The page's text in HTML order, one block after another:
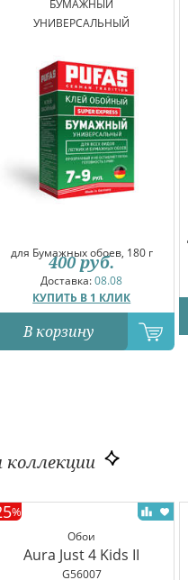
БУМАЖНЫЙ
УНИВЕРСАЛЬНЫЙ
для Бумажных обоев, 180 г
Доставка:08.08
КУПИТЬ В 1 КЛИК
400 руб.
В корзину
коллекции
Обои
Aura Just 4 Kids II
G56007
%